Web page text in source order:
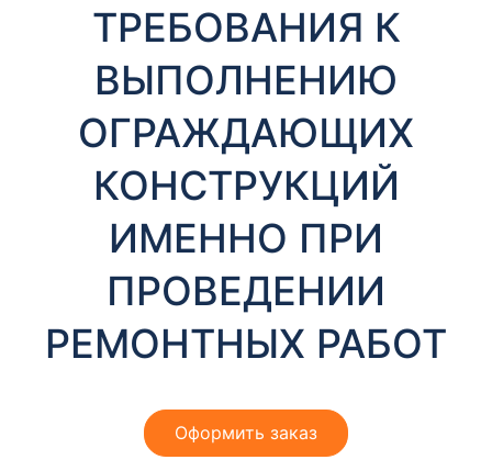
ТРЕБОВАНИЯ К
ВЫПОЛНЕНИЮ
ОГРАЖДАЮЩИХ
КОНСТРУКЦИЙ
ИМЕННО ПРИ
ПРОВЕДЕНИИ
РЕМОНТНЫХ РАБОТ
Оформить заказ
Необходимые
Эти файлы cookie
необязательны.
Они необходимы
функционирования
веб-сайта.